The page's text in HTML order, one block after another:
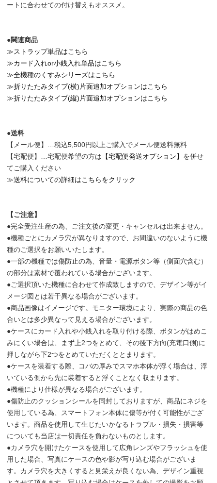
ートに合わせての付け替えもオススメ。
●関連商品
≫ストラップ単品はこちら
≫カード入れor小銭入れ単品はこちら
≫全機種のくすみシリーズはこちら
≫折りたたみタイプ(横)片面追加オプションはこちら
≫折りたたみタイプ(縦)片面追加オプションはこちら
●送料
【メール便】…税込5,500円以上ご購入でメール便送料無料
【宅配便】…宅配便希望の方は 【宅配便発送オプション】 を併せ
てご購入ください
≫送料についての詳細はこちらをクリック
【ご注意】
●完全受注生産の為、ご注文後の変更・キャンセルは出来ません。
●機種ごとにカメラ穴が異なりますので、お間違いのないように機
種のご選択をお願いいたします。
●一部の機種では傷防止の為、音量・電源ボタン等（側面穴含む）
の部分は素材で覆われている場合がございます。
●ご選択頂いた機種に合わせて作成致しますので、デザイン等がイ
メージ図とは若干異なる場合がございます。
●商品画像はイメージです。モニター環境により、実際の商品の色
合いとは多少異なって見える場合がございます。
●ケースにカード入れや小銭入れを取り付ける際、ボタンがはめこ
みにくい場合は、まず上2つをとめて、その後下方向(充電口側)に
押しながら下2つをとめていただくととまります。
●ケースを装着する際、コバの厚みでスマホ本体が浮く場合は、浮
いている側から先に装着すると浮くことなく収まります。
●機種により仕様が異なる場合がございます。
●傷防止のクッションシールを同封しておりますが、商品にネジを
使用している為、スマートフォン本体に傷等が付く可能性がござ
います。商品を使用して生じたいかなるトラブル・損失・損害等
についても当店は一切責任を負わないものとします。
●カメラ穴を開けたケースを使用して広角レンズやフラッシュを使
用した場合、写真にケースの色や影が写り込む場合がございま
す。カメラ穴を大きくすると見栄えが良くない為、デザイン重視